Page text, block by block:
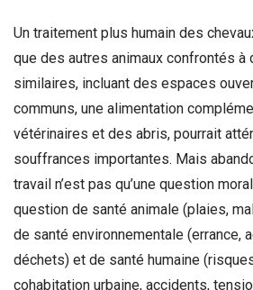
Un traitement plus humain des
que des autres animaux confrontés à
similaires, incluant des espaces
communs, une alimentation
vétérinaires et des abris, pourrait
souffrances importantes. Mais
travail n’est pas qu’une question
question de santé animale (plaies,
de santé environnementale (errance,
déchets) et de santé humaine
cohabitation urbaine, accidents,